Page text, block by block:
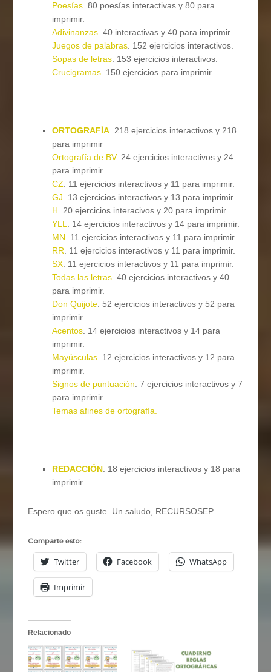
Poesías . 80 poesías interactivas y 80 para
imprimir.
Adivinanzas . 40 interactivas y 40 para imprimir.
Juegos de palabras . 152 ejercicios interactivos.
Sopas de letras . 153 ejercicios interactivos.
Crucigramas . 150 ejercicios para imprimir.
ORTOGRAFÍA . 218 ejercicios interactivos y 218
para imprimir
Ortografía de BV. 24 ejercicios interactivos y 24
para imprimir.
CZ . 11 ejercicios interactivos y 11 para imprimir.
GJ . 13 ejercicios interactivos y 13 para imprimir.
H . 20 ejercicios interacivos y 20 para imprimir.
YLL
. 14 ejercicios interactivos y 14 para imprimir.
MN . 11 ejercicios interactivos y 11 para imprimir.
RR . 11 ejercicios interactivos y 11 para imprimir.
SX . 11 ejercicios interactivos y 11 para imprimir.
Todas las letras . 40 ejercicios interactivos y 40
para imprimir.
Don Quijote . 52 ejercicios interactivos y 52 para
imprimir.
Acentos . 14 ejercicios interactivos y 14 para
imprimir.
Mayúsculas . 12 ejercicios interactivos y 12 para
imprimir.
Signos de puntuación . 7 ejercicios interactivos y 7
para imprimir.
Temas afines de ortografía.
REDACCIÓN . 18 ejercicios interactivos y 18 para
imprimir.
Espero que os guste. Un saludo, RECURSOSEP.
Comparte esto:
Twitter Facebook WhatsApp
Imprimir
Relacionado